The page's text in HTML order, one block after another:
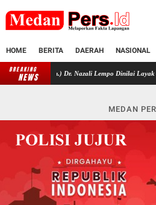
HOME BERITA DAERAH NASIONAL
BREAKING
NEWS
(Purn.) Dr. Nazali Lempo Dinilai Layak
MEDAN